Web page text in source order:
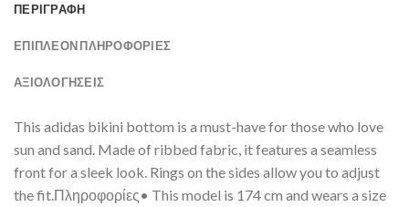
ΠΕΡΙΓΡΑΦΉ
ΕΠΙΠΛΈΟΝ ΠΛΗΡΟΦΟΡΊΕΣ
ΑΞΙΟΛΟΓΗΣΕΙΣ
This adidas bikini bottom is a must-have for those who love
sun and sand. Made of ribbed fabric, it features a seamless
front for a sleek look. Rings on the sides allow you to adjust
the fit.Πληροφορίες• This model is 174 cm and wears a size